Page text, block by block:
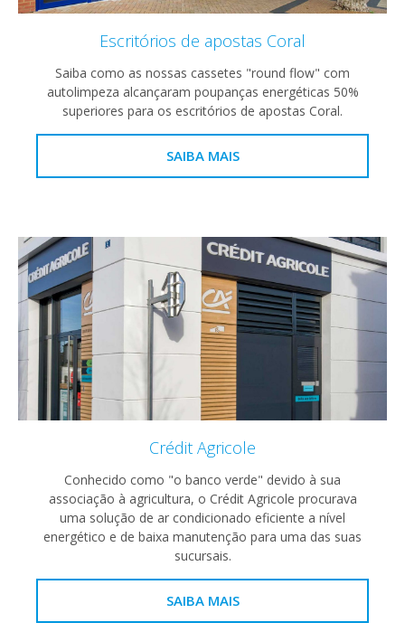
Escritórios de apostas Coral
Saiba como as nossas cassetes "round flow" com
autolimpeza alcançaram poupanças energéticas 50%
superiores para os escritórios de apostas Coral.
SAIBA MAIS
Crédit Agricole
Conhecido como "o banco verde" devido à sua
associação à agricultura, o Crédit Agricole procurava
uma solução de ar condicionado eficiente a nível
energético e de baixa manutenção para uma das suas
sucursais.
SAIBA MAIS